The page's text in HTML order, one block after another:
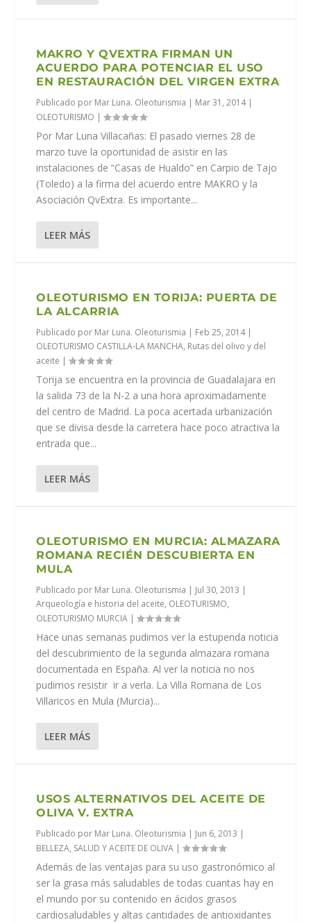
MAKRO Y QVEXTRA FIRMAN UN
ACUERDO PARA POTENCIAR EL USO
EN RESTAURACIÓN DEL VIRGEN EXTRA
Publicado por Mar Luna. Oleoturismia | Mar 31, 2014|
OLEOTURISMO |
Por Mar Luna Villacañas: El pasado viernes 28 de
marzo tuve la oportunidad de asistir en las
instalaciones de “Casas de Hualdo” en Carpio de Tajo
(Toledo) a la firma del acuerdo entre MAKRO y la
Asociación QvExtra. Es importante...
LEER MÁS
OLEOTURISMO EN TORIJA: PUERTA DE
LA ALCARRIA
Publicado por Mar Luna. Oleoturismia | Feb 25, 2014|
OLEOTURISMO CASTILLA-LA MANCHA, Rutas del olivo y del
aceite |
Torija se encuentra en la provincia de Guadalajara en
la salida 73 de la N-2 a una hora aproximadamente
del centro de Madrid. La poca acertada urbanización
que se divisa desde la carretera hace poco atractiva la
entrada que...
LEER MÁS
OLEOTURISMO EN MURCIA: ALMAZARA
ROMANA RECIÉN DESCUBIERTA EN
MULA
Publicado por Mar Luna. Oleoturismia | Jul 30, 2013 |
Arqueología e historia del aceite, OLEOTURISMO,
OLEOTURISMO MURCIA |
Hace unas semanas pudimos ver la estupenda noticia
del descubrimiento de la segunda almazara romana
documentada en España. Al ver la noticia no nos
pudimos resistir ir a verla. La Villa Romana de Los
Villaricos en Mula (Murcia)...
LEER MÁS
USOS ALTERNATIVOS DEL ACEITE DE
OLIVA V. EXTRA
Publicado por Mar Luna. Oleoturismia | Jun 6, 2013 |
BELLEZA, SALUD Y ACEITE DE OLIVA |
Además de las ventajas para su uso gastronómico al
ser la grasa más saludables de todas cuantas hay en
el mundo por su contenido en ácidos grasos
cardiosaludables y altas cantidades de antioxidantes